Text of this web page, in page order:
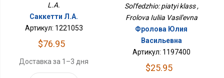
L.A.
Саккетти Л.А.
Артикул: 1221053
$76.95
Доставка за 1–3 дня
Sol'fedzhio: piatyi klass ,
Frolova Iuliia Vasil'evna
Фролова Юлия
Васильевна
Артикул: 1197400
$25.95